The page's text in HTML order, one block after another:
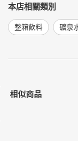
本店相關類別
整箱飲料 礦泉
相似商品